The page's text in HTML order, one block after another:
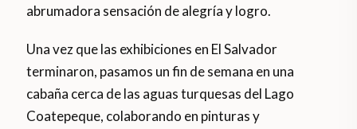
abrumadora sensación de alegría y logro.
Una vez que las exhibiciones en El Salvador
terminaron, pasamos un fin de semana en una
cabaña cerca de las aguas turquesas del Lago
Coatepeque, colaborando en pinturas y